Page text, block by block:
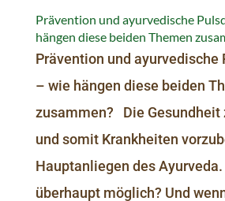
Prävention und ayurvedische
hängen diese beiden Themen
Prävention und ayurvedische
– wie hängen diese beiden
zusammen? Die Gesundheit
und somit Krankheiten
Hauptanliegen des
überhaupt möglich? Und